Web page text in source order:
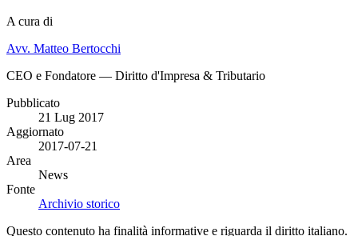
A cura di
Avv. Matteo Bertocchi
CEO e Fondatore — Diritto d'Impresa & Tributario
Pubblicato
21 Lug 2017
Aggiornato
2017-07-21
Area
News
Fonte
Archivio storico
Questo contenuto ha finalità informative e riguarda il diritto italiano.